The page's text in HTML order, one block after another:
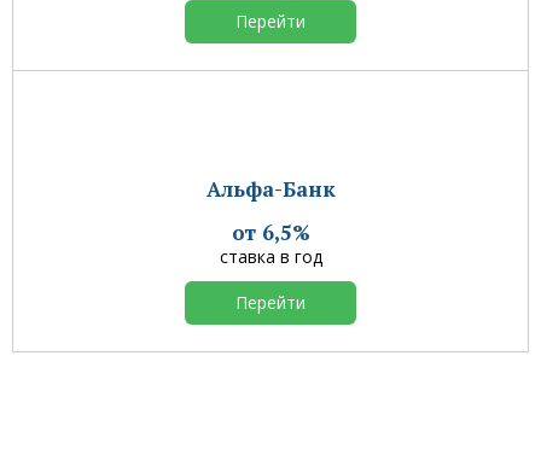
Перейти
Альфа-Банк
от 6,5%
ставка в год
Перейти